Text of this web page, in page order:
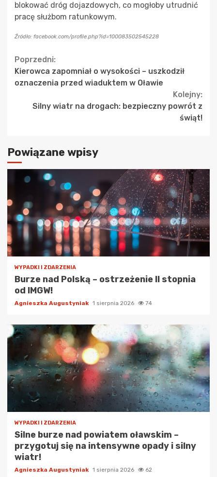
blokować dróg dojazdowych, co mogłoby utrudnić
pracę służbom ratunkowym.
Źródło: facebook.com/profile.php?id=100083502545228
Continue
Reading
Poprzedni:
Kierowca zapomniał o wysokości – uszkodził
oznaczenia przed wiaduktem w Oławie
Kolejny:
Silny wiatr na drogach: bezpieczny powrót z
świąt!
Powiązane wpisy
WYPADKI I ZDARZENIA
Burze nad Polską – ostrzeżenie II stopnia
od IMGW!
Agnieszka Augustyniak 1 sierpnia 2026 74
WYPADKI I ZDARZENIA
Silne burze nad powiatem oławskim –
przygotuj się na intensywne opady i silny
wiatr!
Agnieszka Augustyniak 1 sierpnia 2026 62